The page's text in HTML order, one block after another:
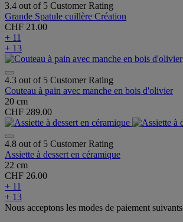
3.4 out of 5 Customer Rating
Grande Spatule cuillère Création
CHF 21.00
+ 11
+ 13
4.3 out of 5 Customer Rating
Couteau à pain avec manche en bois d'olivier
20 cm
CHF 289.00
4.8 out of 5 Customer Rating
Assiette à dessert en céramique
22 cm
CHF 26.00
+ 11
+ 13
Nous acceptons les modes de paiement suivants